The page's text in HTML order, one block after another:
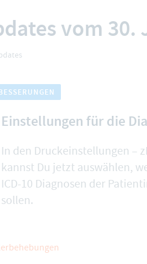
vom 30.
Einstellungen für die
In den Druckeinstellungen –
kannst Du jetzt auswählen,
ICD-10 Diagnosen der
sollen.